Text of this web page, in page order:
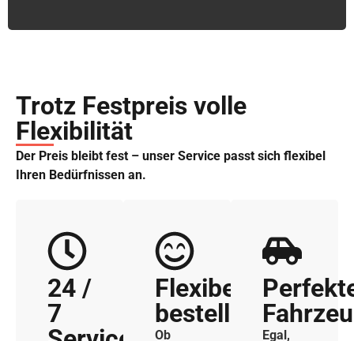
Trotz Festpreis volle
Flexibilität
Der Preis bleibt fest – unser Service passt sich flexibel
Ihren Bedürfnissen an.
24 /
7
Flexibel
bestellen
Ob
Egal,